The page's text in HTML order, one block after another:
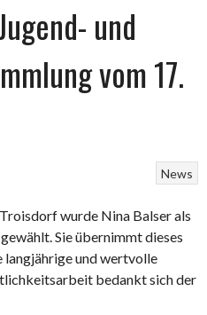
und
vom 17.
News
wurde Nina Balser als
Sie übernimmt dieses
langjährige und wertvolle
bedankt sich der